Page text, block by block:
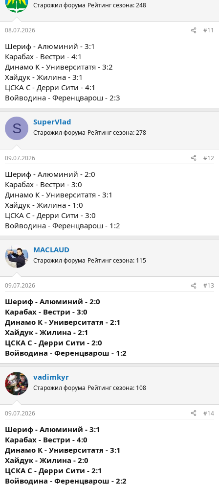
Старожил форума Рейтинг сезона: 248
08.07.2026 #11
Шериф - Алюминий - 3:1
Карабах - Вестри - 4:1
Динамо К - Университатя - 3:2
Хайдук - Жилина - 3:1
ЦСКА С - Дерри Сити - 4:1
Войводина - Ференцварош - 2:3
S SuperVlad
Старожил форума Рейтинг сезона: 278
09.07.2026 #12
Шериф - Алюминий - 2:0
Карабах - Вестри - 3:0
Динамо К - Университатя - 3:1
Хайдук - Жилина - 1:0
ЦСКА С - Дерри Сити - 3:0
Войводина - Ференцварош - 1:2
MACLAUD
Старожил форума Рейтинг сезона: 115
09.07.2026 #13
Шериф - Алюминий - 2:0
Карабах - Вестри - 3:0
Динамо К - Университатя - 2:1
Хайдук - Жилина - 2:1
ЦСКА С - Дерри Сити - 2:0
Войводина - Ференцварош - 1:2
vadimkyr
Старожил форума Рейтинг сезона: 108
09.07.2026 #14
Шериф - Алюминий - 3:1
Карабах - Вестри - 4:0
Динамо К - Университатя - 3:1
Хайдук - Жилина - 2:0
ЦСКА С - Дерри Сити - 2:1
Войводина - Ференцварош - 2:2